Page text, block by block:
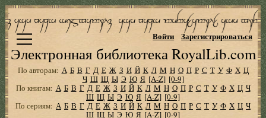
Электронная библиотека RoyalLib.com
Войти Зарегистрироваться
По авторам: А Б В Г Д Е Ж З И Й К Л М Н О П Р С Т У Ф Х Ц
Ч Ш Щ Ы Э Ю Я [A-Z] [0-9]
По книгам: А Б В Г Д Е Ж З И Й К Л М Н О П Р С Т У Ф Х Ц Ч
Ш Щ Ы Э Ю Я [A-Z] [0-9]
По сериям: А Б В Г Д Е Ж З И Й К Л М Н О П Р С Т У Ф Х Ц Ч
Ш Щ Ы Э Ю Я [A-Z] [0-9]